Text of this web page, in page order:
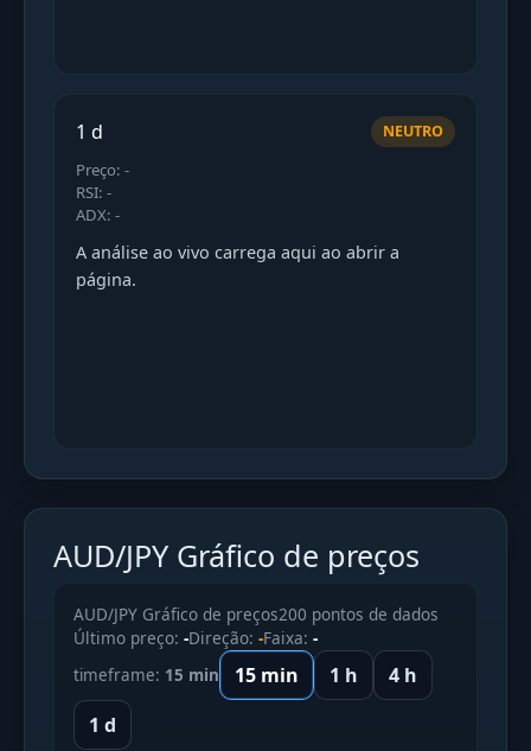
1 d NEUTRO
Preço: -
RSI: -
ADX: -
A análise ao vivo carrega aqui ao abrir a
página.
AUD/JPY Gráfico de preços
AUD/JPY Gráfico de preços200 pontos de dados
Último preço: -Direção: -Faixa: -
timeframe: 15 min 15 min 1 h
4 h
1 d